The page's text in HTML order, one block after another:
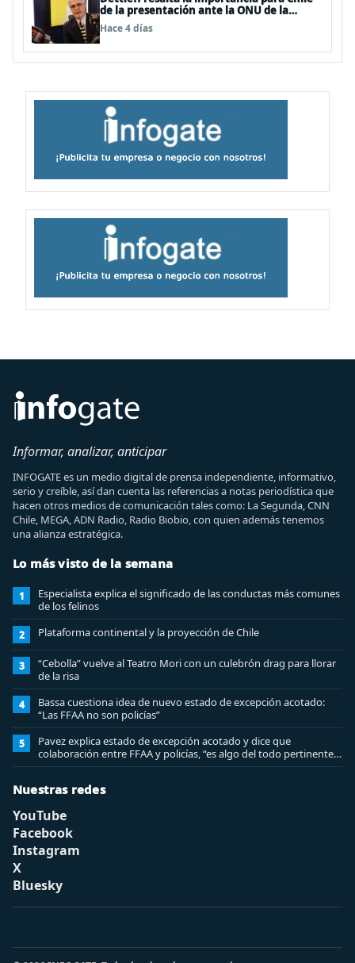
de la presentación ante la ONU de la
Plataforma Continental Extendida del
Archipiélago Juan Fernández
Hace 4 días
Informar, analizar, anticipar
INFOGATE es un medio digital de prensa independiente, informativo,
serio y creíble, así dan cuenta las referencias a notas periodística que
hacen otros medios de comunicación tales como: La Segunda, CNN
Chile, MEGA, ADN Radio, Radio Biobio, con quien además tenemos
una alianza estratégica.
Lo más visto de la semana
1
Especialista explica el significado de las conductas más comunes
de los felinos
2 Plataforma continental y la proyección de Chile
3
“Cebolla” vuelve al Teatro Mori con un culebrón drag para llorar
de la risa
4
Bassa cuestiona idea de nuevo estado de excepción acotado:
“Las FFAA no son policías”
5
Pavez explica estado de excepción acotado y dice que
colaboración entre FFAA y policías, “es algo del todo pertinente
analizar”
Nuestras redes
YouTube
Facebook
Instagram
X
Bluesky